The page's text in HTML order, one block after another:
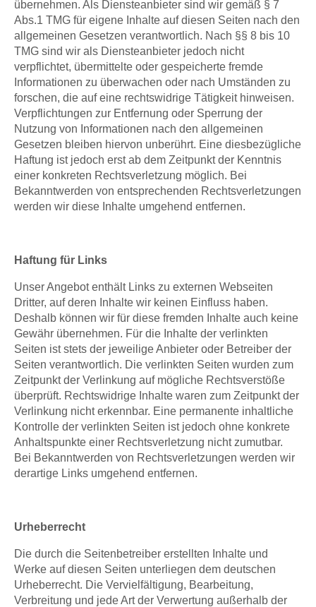
übernehmen. Als Diensteanbieter sind wir gemäß § 7
Abs.1 TMG für eigene Inhalte auf diesen Seiten nach den
allgemeinen Gesetzen verantwortlich. Nach §§ 8 bis 10
TMG sind wir als Diensteanbieter jedoch nicht
verpflichtet, übermittelte oder gespeicherte fremde
Informationen zu überwachen oder nach Umständen zu
forschen, die auf eine rechtswidrige Tätigkeit hinweisen.
Verpflichtungen zur Entfernung oder Sperrung der
Nutzung von Informationen nach den allgemeinen
Gesetzen bleiben hiervon unberührt. Eine diesbezügliche
Haftung ist jedoch erst ab dem Zeitpunkt der Kenntnis
einer konkreten Rechtsverletzung möglich. Bei
Bekanntwerden von entsprechenden Rechtsverletzungen
werden wir diese Inhalte umgehend entfernen.
Haftung für Links
Unser Angebot enthält Links zu externen Webseiten
Dritter, auf deren Inhalte wir keinen Einfluss haben.
Deshalb können wir für diese fremden Inhalte auch keine
Gewähr übernehmen. Für die Inhalte der verlinkten
Seiten ist stets der jeweilige Anbieter oder Betreiber der
Seiten verantwortlich. Die verlinkten Seiten wurden zum
Zeitpunkt der Verlinkung auf mögliche Rechtsverstöße
überprüft. Rechtswidrige Inhalte waren zum Zeitpunkt der
Verlinkung nicht erkennbar. Eine permanente inhaltliche
Kontrolle der verlinkten Seiten ist jedoch ohne konkrete
Anhaltspunkte einer Rechtsverletzung nicht zumutbar.
Bei Bekanntwerden von Rechtsverletzungen werden wir
derartige Links umgehend entfernen.
Urheberrecht
Die durch die Seitenbetreiber erstellten Inhalte und
Werke auf diesen Seiten unterliegen dem deutschen
Urheberrecht. Die Vervielfältigung, Bearbeitung,
Verbreitung und jede Art der Verwertung außerhalb der